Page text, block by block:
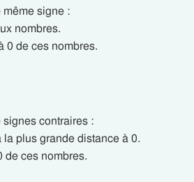
signe :
nombres.
0 de ces nombres.
contraires :
plus grande distance à 0.
de ces nombres.